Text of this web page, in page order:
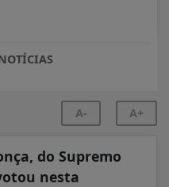
A- A+
do Supremo
nesta